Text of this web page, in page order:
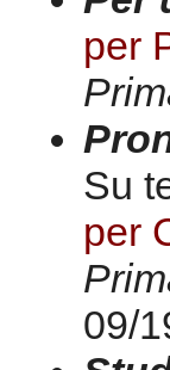
per
Su
per
09/